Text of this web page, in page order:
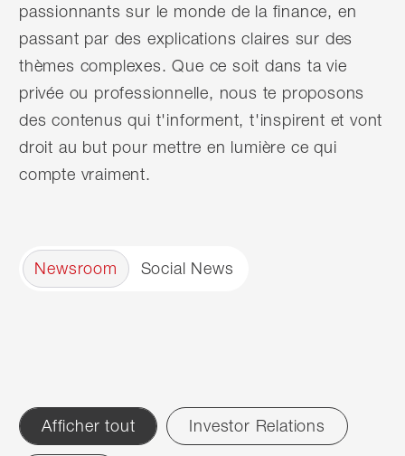
passionnants sur le monde de la finance, en
passant par des explications claires sur des
thèmes complexes. Que ce soit dans ta vie
privée ou professionnelle, nous te proposons
des contenus qui t'informent, t'inspirent et vont
droit au but pour mettre en lumière ce qui
compte vraiment.
Newsroom Social News
FilterAfficher tout Investor Relations